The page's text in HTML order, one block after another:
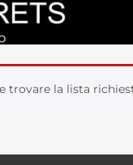
trovare la lista